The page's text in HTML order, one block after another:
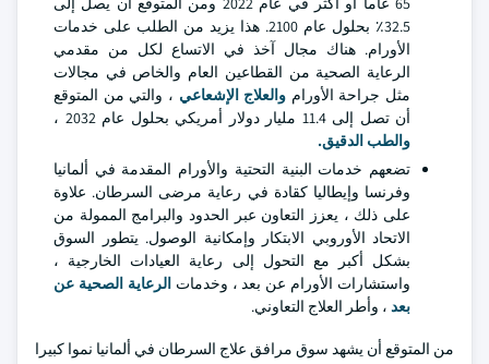
32.5٪ بحلول عام 2100. هذا يزيد من الطلب على خدمات
الأورام. هناك مجال آخذ في الاتساع لكل من مقدمي
الرعاية الصحية من القطاعين العام والخاص في مجالات
مثل جراحة الأورام والعلاج الإشعاعي ، والتي من المتوقع
أن تصل إلى 11.4 مليار دولار أمريكي بحلول عام 2032 ،
والطب الدقيق.
تضعهم خدمات البنية التحتية والأورام المقدمة في ألمانيا
وفرنسا وإيطاليا كقادة في رعاية مرضى السرطان. علاوة
على ذلك ، يعزز التعاون عبر الحدود والبرامج الممولة من
الاتحاد الأوروبي الابتكار وإمكانية الوصول. يتطور السوق
بشكل أكبر مع التحول إلى رعاية العيادات الخارجية ،
واستشارات الأورام عن بعد ، وخدماتالرعاية الصحية عن
بعد ، وأطر العلاج التعاوني.
من المتوقع أن يشهد سوق مرافق علاج السرطان في ألمانيا نموا كبيرا